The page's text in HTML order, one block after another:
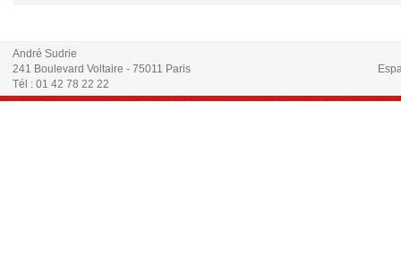
André Sudrie
241 Boulevard Voltaire - 75011 Paris
Tél : 01 42 78 22 22